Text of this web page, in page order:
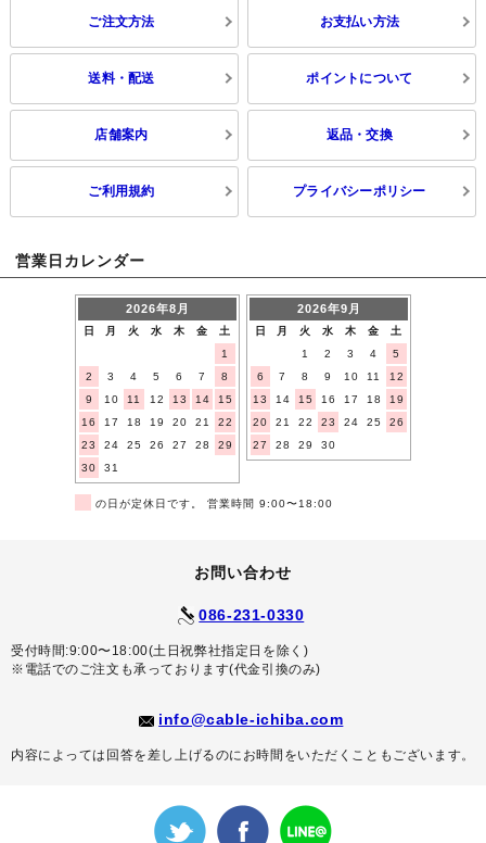
ご注文方法 お支払い方法
送料・配送 ポイントについて
店舗案内 返品・交換
ご利用規約 プライバシーポリシー
営業日カレンダー
2026年8月
日 月 火 水 木 金
土
1
2
3 4 5 6 7
8
9
10 11 12 13 14
15
16
17 18 19 20 21
22
23
24 25 26 27 28
29
30
31
2026年9月
日 月 火 水 木 金
土
1
2 3 4
5
6
7 8 9 10 11
12
13
14 15 16 17 18
19
20
21 22 23 24 25
26
27
28 29 30
の日が定休日です。 営業時間 9:00〜18:00
お問い合わせ
086-231-0330
受付時間:9:00〜18:00(土日祝弊社指定日を除く)
※電話でのご注文も承っております(代金引換のみ)
info@cable-ichiba.com
内容によっては回答を差し上げるのにお時間をいただくこともございます。